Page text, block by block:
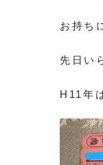
お持ち
先日い
H11年